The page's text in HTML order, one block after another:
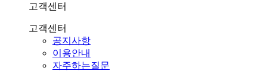
고객센터
고객센터
공지사항
이용안내
자주하는질문